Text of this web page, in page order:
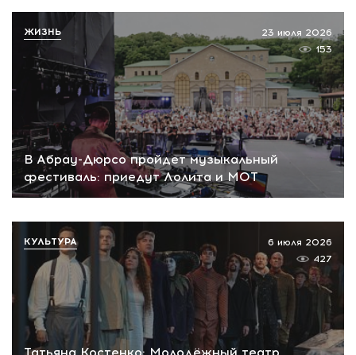
В Абрау-Дюрсо пройдет музыкальный
фестиваль: приедут Лолита и МОТ
23 июля 2026
153
ЖИЗНЬ
Татьяна Костенко: Молодёжный театр
6 июля 2026
427
КУЛЬТУРА